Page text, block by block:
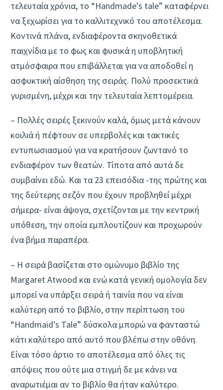
τελευταία χρόνια, το “Handmade's tale” καταφέρνει
να ξεχωρίσει για το καλλιτεχνικό του αποτέλεσμα.
Κοντινά πλάνα, ενδιαφέροντα σκηνοθετικά
παιχνίδια με το φως και φυσικά η υποβλητική
ατμόσφαιρα που επιβάλλεται για να αποδοθεί η
ασφυκτική αίσθηση της σειράς. Πολύ προσεκτικά
γυρισμένη, μέχρι και την τελευταία λεπτομέρεια.
– Πολλές σειρές ξεκινούν καλά, όμως μετά κάνουν
κοιλιά ή πέφτουν σε υπερβολές και τακτικές
εντυπωσιασμού για να κρατήσουν ζωντανό το
ενδιαφέρον των θεατών. Τίποτα από αυτά δε
συμβαίνει εδώ. Και τα 23 επεισόδια -της πρώτης και
της δεύτερης σεζόν που έχουν προβληθεί μέχρι
σήμερα- είναι άψογα, σχετίζονται με την κεντρική
υπόθεση, την οποία εμπλουτίζουν και προχωρούν
ένα βήμα παραπέρα.
– Η σειρά βασίζεται στο ομώνυμο βιβλίο της
Margaret Atwood και ενώ κατά γενική ομολογία δεν
μπορεί να υπάρξει σειρά ή ταινία που να είναι
καλύτερη από το βιβλίο, στην περίπτωση του
“Handmaid's Tale” δύσκολα μπορώ να φανταστώ
κάτι καλύτερο από αυτό που βλέπω στην οθόνη.
Είναι τόσο άρτιο το αποτέλεσμα από όλες τις
απόψεις που ούτε μια στιγμή δε με κάνει να
αναρωτιέμαι αν το βιβλίο θα ήταν καλύτερο.